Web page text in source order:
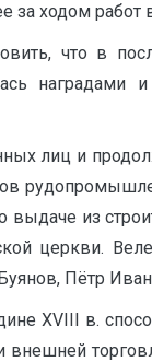
ходом работ
что в
лиц и
из
церкви.
Пётр
XVIII в.